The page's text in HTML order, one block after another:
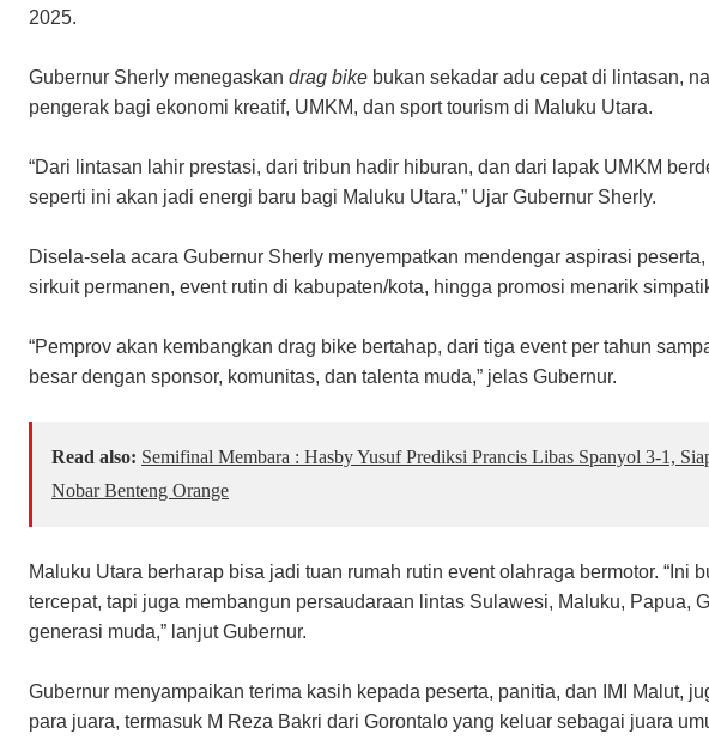
2025.
Gubernur Sherly menegaskan drag bike bukan sekadar adu cepat di lintasan,
pengerak bagi ekonomi kreatif, UMKM, dan sport tourism di Maluku Utara.
“Dari lintasan lahir prestasi, dari tribun hadir hiburan, dan dari lapak UMKM
seperti ini akan jadi energi baru bagi Maluku Utara,” Ujar Gubernur Sherly.
Disela-sela acara Gubernur Sherly menyempatkan mendengar aspirasi
sirkuit permanen, event rutin di kabupaten/kota, hingga promosi menarik
“Pemprov akan kembangkan drag bike bertahap, dari tiga event per tahun
besar dengan sponsor, komunitas, dan talenta muda,” jelas Gubernur.
Read also: Semifinal Membara : Hasby Yusuf Prediksi Prancis Libas Spanyol 3-1,
Nobar Benteng Orange
Maluku Utara berharap bisa jadi tuan rumah rutin event olahraga bermotor. “Ini
tercepat, tapi juga membangun persaudaraan lintas Sulawesi, Maluku, Papua,
generasi muda,” lanjut Gubernur.
Gubernur menyampaikan terima kasih kepada peserta, panitia, dan IMI Malut,
para juara, termasuk M Reza Bakri dari Gorontalo yang keluar sebagai juara